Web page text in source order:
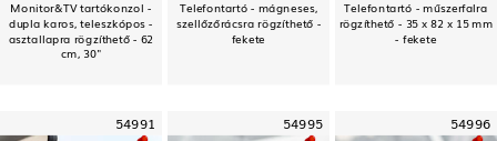
Monitor&TV tartókonzol -
dupla karos, teleszkópos -
asztallapra rögzíthető - 62
cm, 30"
Telefontartó - mágneses,
szellőzőrácsra rögzíthető -
fekete
Telefontartó - műszerfalra
rögzíthető - 35 x 82 x 15 mm
- fekete
54991 54995 54996